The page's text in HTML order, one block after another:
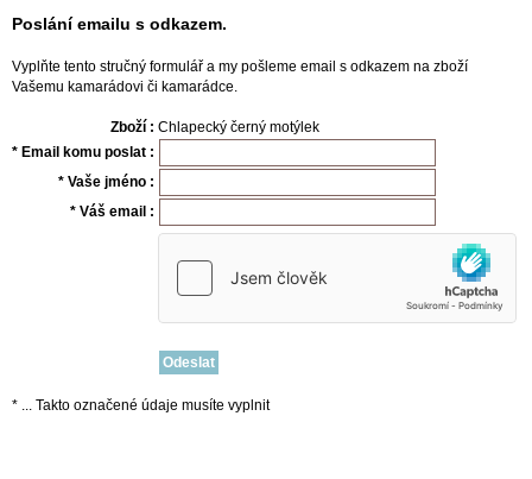
Poslání emailu s odkazem.
Vyplňte tento stručný formulář a my pošleme email s odkazem na zboží
Vašemu kamarádovi či kamarádce.
Zboží : Chlapecký černý motýlek
* Email komu poslat :
* Vaše jméno :
* Váš email :
* ... Takto označené údaje musíte vyplnit